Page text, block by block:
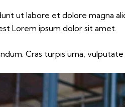
ut labore et dolore magna
Lorem ipsum dolor sit amet.
Cras turpis urna,